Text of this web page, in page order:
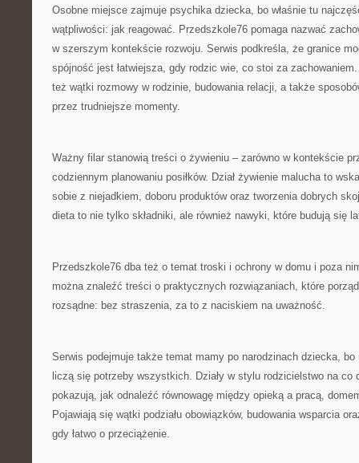
Osobne miejsce zajmuje psychika dziecka, bo właśnie tu
wątpliwości: jak reagować. Przedszkole76 pomaga nazwać
w szerszym kontekście rozwoju. Serwis podkreśla, że granice
spójność jest łatwiejsza, gdy rodzic wie, co stoi za
też wątki rozmowy w rodzinie, budowania relacji, a także
przez trudniejsze momenty.
Ważny filar stanowią treści o żywieniu – zarówno w kontekście
codziennym planowaniu posiłków. Dział żywienie malucha to
sobie z niejadkiem, doboru produktów oraz tworzenia dobrych
dieta to nie tylko składniki, ale również nawyki, które budują się
Przedszkole76 dba też o temat troski i ochrony w domu i poza
można znaleźć treści o praktycznych rozwiązaniach, które
rozsądne: bez straszenia, za to z naciskiem na uważność.
Serwis podejmuje także temat mamy po narodzinach dziecka,
liczą się potrzeby wszystkich. Działy w stylu rodzicielstwo na co
pokazują, jak odnaleźć równowagę między opieką a pracą,
Pojawiają się wątki podziału obowiązków, budowania wsparcia
gdy łatwo o przeciążenie.